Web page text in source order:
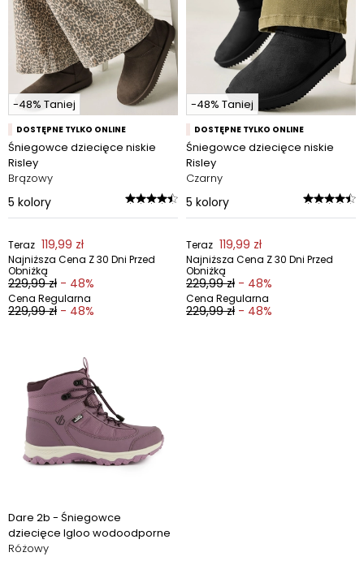
-48% Taniej
DOSTĘPNE TYLKO ONLINE
Śniegowce dziecięce niskie
Risley
Brązowy
5 kolory
Teraz 119,99 zł
Najniższa Cena Z 30 Dni Przed
Obniżką
229,99 zł - 48%
Cena Regularna
229,99 zł - 48%
-48% Taniej
DOSTĘPNE TYLKO ONLINE
Śniegowce dziecięce niskie
Risley
Czarny
5 kolory
Teraz 119,99 zł
Najniższa Cena Z 30 Dni Przed
Obniżką
229,99 zł - 48%
Cena Regularna
229,99 zł - 48%
Dare 2b - Śniegowce
dziecięce Igloo wodoodporne
Różowy